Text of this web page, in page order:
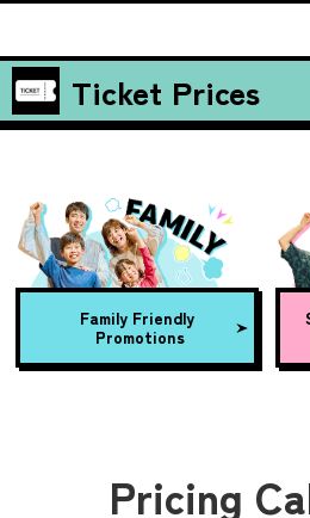
Ticket Prices
Family Friendly
Promotions
Pricing